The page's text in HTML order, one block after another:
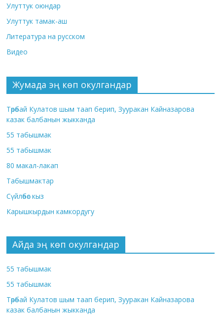
Улуттук оюндар
Улуттук тамак-аш
Литература на русском
Видео
Жумада эң көп окулгандар
Төрөбай Кулатов шым таап берип, Зууракан Кайназарова
казак балбанын жыкканда
55 табышмак
55 табышмак
80 макал-лакап
Табышмактар
Сүйлөбөс кыз
Карышкырдын камкордугу
Айда эң көп окулгандар
55 табышмак
55 табышмак
Төрөбай Кулатов шым таап берип, Зууракан Кайназарова
казак балбанын жыкканда